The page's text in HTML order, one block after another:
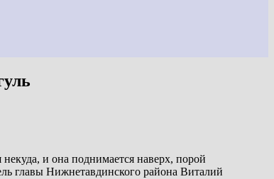
и она поднимается наверх, порой
главы Нижнетавдинского района Виталий